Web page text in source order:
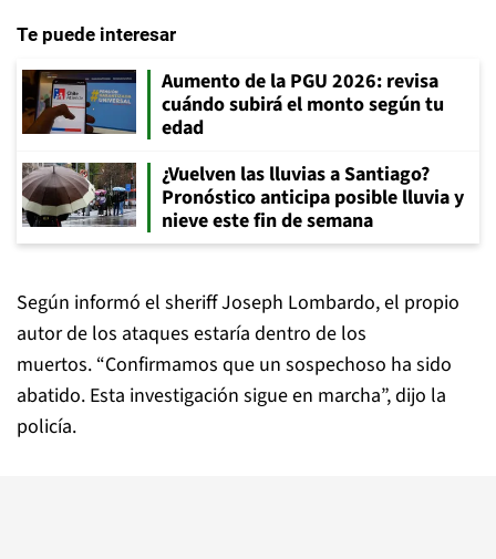
Te puede interesar
Aumento de la PGU 2026: revisa
cuándo subirá el monto según tu
edad
¿Vuelven las lluvias a Santiago?
Pronóstico anticipa posible lluvia y
nieve este fin de semana
Según informó el sheriff Joseph Lombardo, el propio
autor de los ataques estaría dentro de los
muertos. “Confirmamos que un sospechoso ha sido
abatido. Esta investigación sigue en marcha”, dijo la
policía.